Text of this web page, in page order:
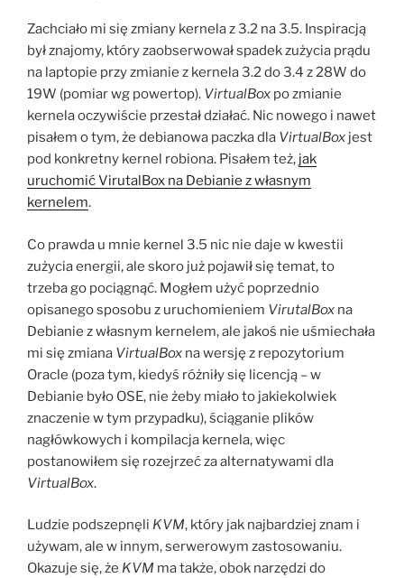
Zachciało mi się zmiany kernela z 3.2 na 3.5. Inspiracją
był znajomy, który zaobserwował spadek zużycia prądu
na laptopie przy zmianie z kernela 3.2 do 3.4 z 28W do
19W (pomiar wg powertop). VirtualBox po zmianie
kernela oczywiście przestał działać. Nic nowego i nawet
pisałem o tym, że debianowa paczka dla VirtualBox jest
pod konkretny kernel robiona. Pisałem też, jak
uruchomić VirutalBox na Debianie z własnym
kernelem.
Co prawda u mnie kernel 3.5 nic nie daje w kwestii
zużycia energii, ale skoro już pojawił się temat, to
trzeba go pociągnąć. Mogłem użyć poprzednio
opisanego sposobu z uruchomieniem VirutalBox na
Debianie z własnym kernelem, ale jakoś nie uśmiechała
mi się zmiana VirtualBox na wersję z repozytorium
Oracle (poza tym, kiedyś różniły się licencją – w
Debianie było OSE, nie żeby miało to jakiekolwiek
znaczenie w tym przypadku), ściąganie plików
nagłówkowych i kompilacja kernela, więc
postanowiłem się rozejrzeć za alternatywami dla
VirtualBox.
Ludzie podszepnęli KVM, który jak najbardziej znam i
używam, ale w innym, serwerowym zastosowaniu.
Okazuje się, że KVM ma także, obok narzędzi do